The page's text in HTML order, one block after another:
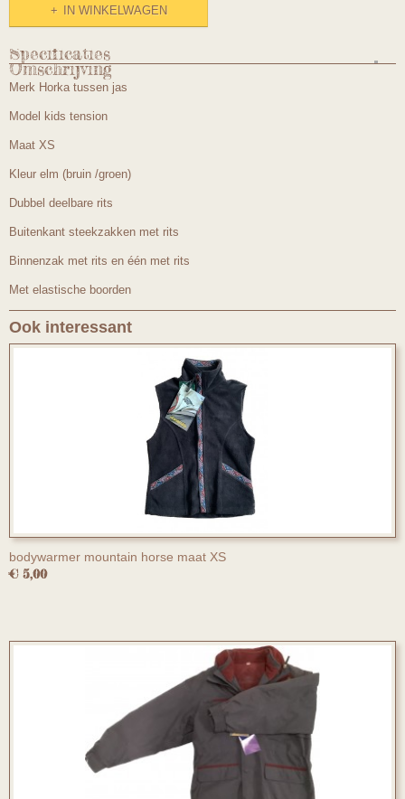
IN WINKELWAGEN
Specificaties
Productcode
1281mtXS
Omschrijving
Merk Horka tussen jas
Model kids tension
Maat XS
Kleur elm (bruin /groen)
Dubbel deelbare rits
Buitenkant steekzakken met rits
Binnenzak met rits en één met rits
Met elastische boorden
Ook interessant
bodywarmer mountain horse maat XS
€ 5,00